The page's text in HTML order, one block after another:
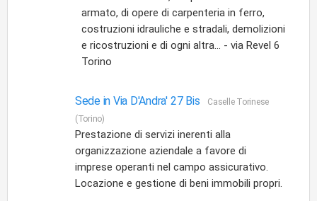
armato, di opere di carpenteria in ferro,
costruzioni idrauliche e stradali, demolizioni
e ricostruzioni e di ogni altra... - via Revel 6
Torino
Sede in Via D'Andra' 27 Bis
Caselle Torinese
(Torino)
Prestazione di servizi inerenti alla
organizzazione aziendale a favore di
imprese operanti nel campo assicurativo.
Locazione e gestione di beni immobili propri.